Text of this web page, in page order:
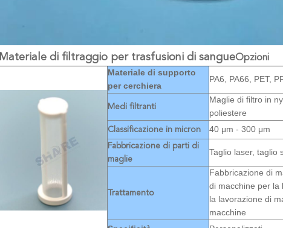
Materiale di filtraggio per trasfusioni di sangueOpzioni
Materiale di supporto
per cerchiera
PA6, PA66, PET,
Medi filtranti
Maglie di filtro in
poliestere
Classificazione in micron 40 μm - 300 μm
Fabbricazione di parti di
maglie
Taglio laser, taglio
Trattamento
Fabbricazione di
di macchine per la
la lavorazione di
macchine